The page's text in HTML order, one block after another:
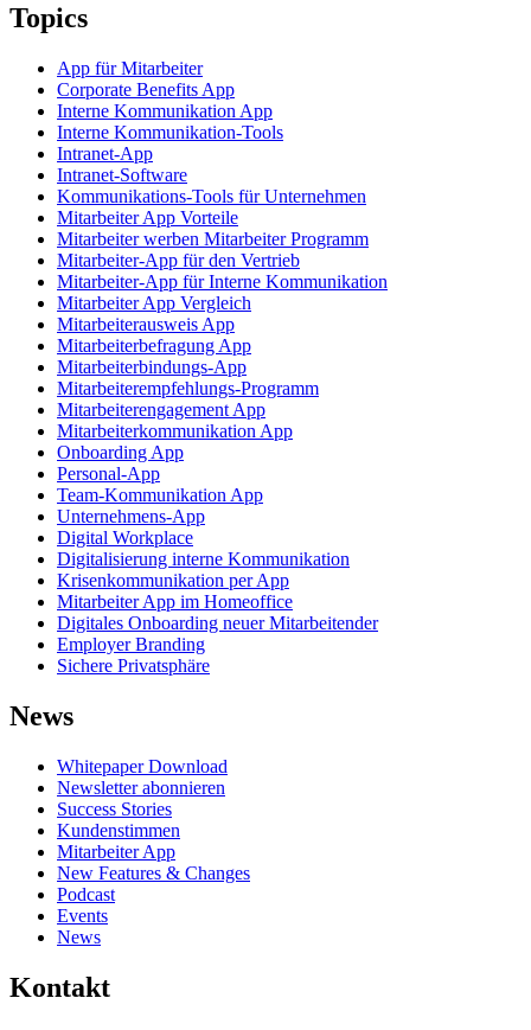
Topics
App für Mitarbeiter
Corporate Benefits App
Interne Kommunikation App
Interne Kommunikation-Tools
Intranet-App
Intranet-Software
Kommunikations-Tools für Unternehmen
Mitarbeiter App Vorteile
Mitarbeiter werben Mitarbeiter Programm
Mitarbeiter-App für den Vertrieb
Mitarbeiter-App für Interne Kommunikation
Mitarbeiter App Vergleich
Mitarbeiterausweis App
Mitarbeiterbefragung App
Mitarbeiterbindungs-App
Mitarbeiterempfehlungs-Programm
Mitarbeiterengagement App
Mitarbeiterkommunikation App
Onboarding App
Personal-App
Team-Kommunikation App
Unternehmens-App
Digital Workplace
Digitalisierung interne Kommunikation
Krisenkommunikation per App
Mitarbeiter App im Homeoffice
Digitales Onboarding neuer Mitarbeitender
Employer Branding
Sichere Privatsphäre
News
Whitepaper Download
Newsletter abonnieren
Success Stories
Kundenstimmen
Mitarbeiter App
New Features & Changes
Podcast
Events
News
Kontakt